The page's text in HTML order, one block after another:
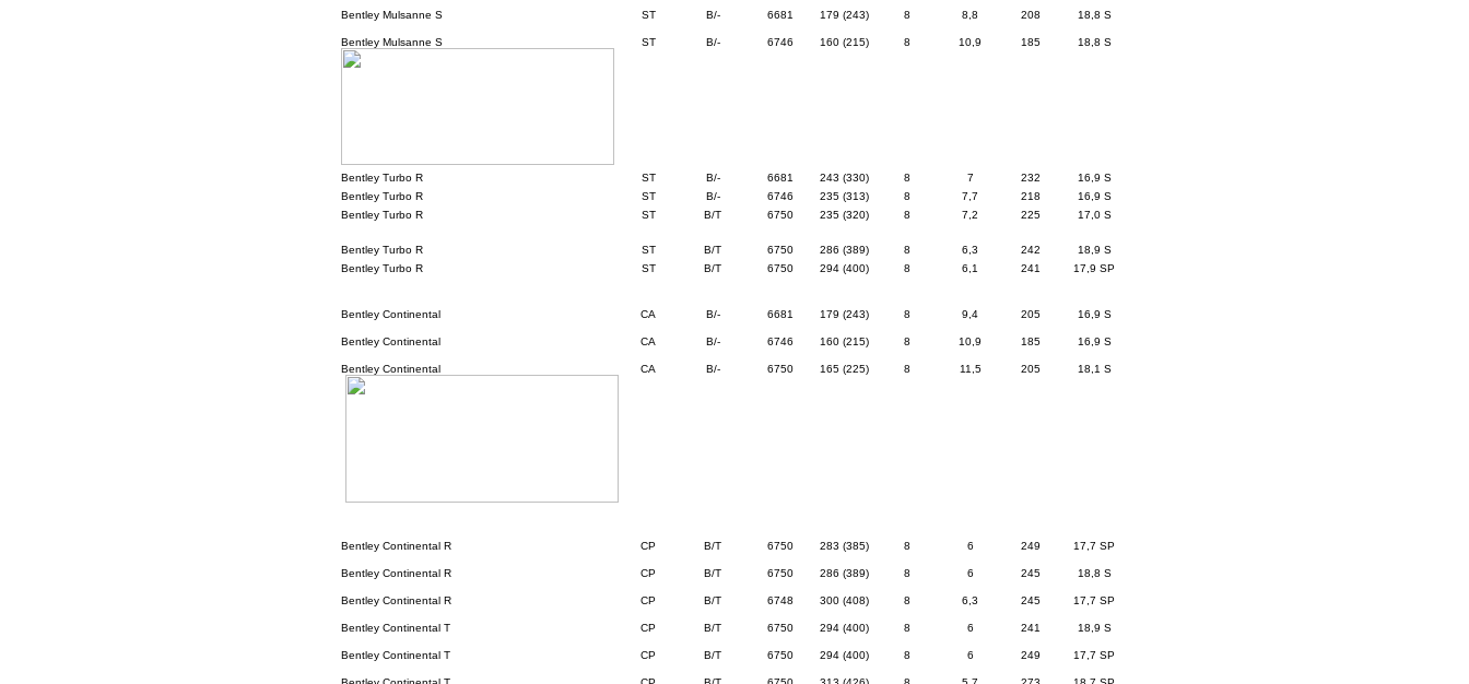
Bentley Mulsanne S ST B/- 6681 179 (243) 8 8,8 208 18,8 S
Bentley Mulsanne S ST B/- 6746 160 (215) 8 10,9 185 18,8 S
Bentley Turbo R ST B/- 6681 243 (330) 8 7 232
16,9 S
Bentley Turbo R
ST B/- 6746 235 (313) 8 7,7 218
16,9 S
Bentley Turbo R
ST B/T 6750 235 (320) 8 7,2 225 17,0 S
Bentley Turbo R ST B/T 6750 286 (389) 8 6,3 242
18,9 S
Bentley Turbo R
ST B/T 6750 294 (400) 8 6,1 241 17,9 SP
Bentley Continental CA B/- 6681 179 (243) 8 9,4 205 16,9 S
Bentley Continental CA B/- 6746 160 (215) 8 10,9 185 16,9 S
Bentley Continental CA B/- 6750 165 (225) 8 11,5 205 18,1 S
Bentley Continental R CP B/T 6750 283 (385) 8 6 249 17,7 SP
Bentley Continental R CP B/T 6750 286 (389) 8 6 245 18,8 S
Bentley Continental R CP B/T 6748 300 (408) 8 6,3 245 17,7 SP
Bentley Continental T CP B/T 6750 294 (400) 8 6 241 18,9 S
Bentley Continental T CP B/T 6750 294 (400) 8 6 249 17,7 SP